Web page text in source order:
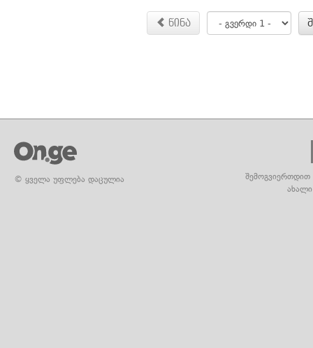
წინა
© ყველა უფლება დაცულია
შემოგვიერთდით
ახალი